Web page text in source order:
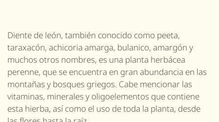
Diente de león, también conocido como peeta,
taraxacón, achicoria amarga, bulanico, amargón y
muchos otros nombres, es una planta herbácea
perenne, que se encuentra en gran abundancia en las
montañas y bosques griegos. Cabe mencionar las
vitaminas, minerales y oligoelementos que contiene
esta hierba, así como el uso de toda la planta, desde